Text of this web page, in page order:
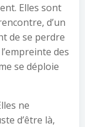
Elles sont
d’un
de se perdre
des
se déploie
ne
d’être là,